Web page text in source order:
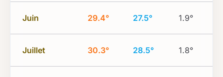
Juin 29.4° 27.5° 1.9°
Juillet 30.3° 28.5° 1.8°